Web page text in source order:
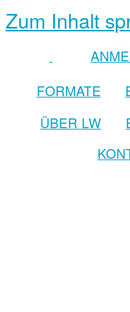
Zum Inhalt
FORMATE
ÜBER LW